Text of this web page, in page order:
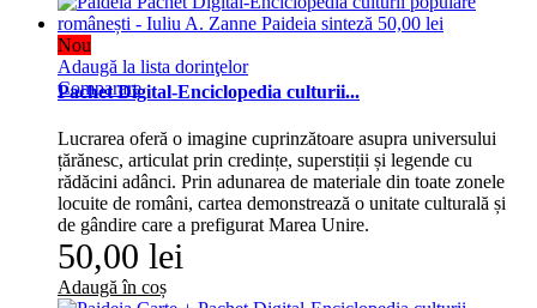
Nou
Adaugă la lista dorinţelor
Comparare
Pachet Digital-Enciclopedia culturii...
Lucrarea oferă o imagine cuprinzătoare asupra universului
țărănesc, articulat prin credințe, superstiții și legende cu
rădăcini adânci. Prin adunarea de materiale din toate zonele
locuite de români, cartea demonstrează o unitate culturală și
de gândire care a prefigurat Marea Unire.
50,00 lei
Adaugă în coș